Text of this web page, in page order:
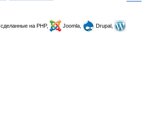
, сделанные на PHP, Joomla,
Drupal,